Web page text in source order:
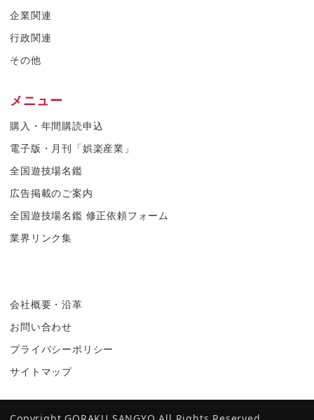
企業関連
行政関連
その他
メニュー
購入・年間購読申込
電子版・月刊「娯楽産業」
全国遊技場名鑑
広告掲載のご案内
全国遊技場名鑑 修正依頼フォーム
業界リンク集
会社概要・沿革
お問い合わせ
プライバシーポリシー
サイトマップ